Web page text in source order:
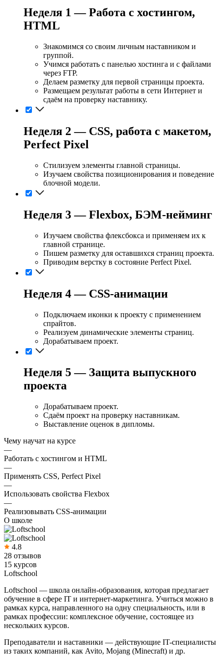
Неделя 1 — Работа с хостингом,
HTML
Знакомимся со своим личным наставником и
группой.
Учимся работать с панелью хостинга и с файлами
через FTP.
Делаем разметку для первой страницы проекта.
Размещаем результат работы в сети Интернет и
сдаём на проверку наставнику.
Неделя 2 — CSS, работа с макетом,
Perfect Pixel
Стилизуем элементы главной страницы.
Изучаем свойства позиционирования и поведение
блочной модели.
Неделя 3 — Flexbox, БЭМ-нейминг
Изучаем свойства флексбокса и применяем их к
главной странице.
Пишем разметку для оставшихся страниц проекта.
Приводим верстку в состояние Perfect Pixel.
Неделя 4 — CSS-анимации
Подключаем иконки к проекту с применением
спрайтов.
Реализуем динамические элементы страниц.
Дорабатываем проект.
Неделя 5 — Защита выпускного
проекта
Дорабатываем проект.
Сдаём проект на проверку наставникам.
Выставление оценок в дипломы.
Чему научат на курсе
—
Работать с хостингом и HTML
—
Применять CSS, Perfect Pixel
—
Использовать свойства Flexbox
—
Реализовывать CSS-анимации
О школе
4.8
28 отзывов
15 курсов
Loftschool
Loftschool — школа онлайн-образования, которая предлагает
обучение в сфере IT и интернет-маркетинга. Учиться можно в
рамках курса, направленного на одну специальность, или в
рамках профессии: комплексное обучение, состоящее из
нескольких курсов.
Преподаватели и наставники — действующие IT-специалисты
из таких компаний, как Avito, Mojang (Minecraft) и др.